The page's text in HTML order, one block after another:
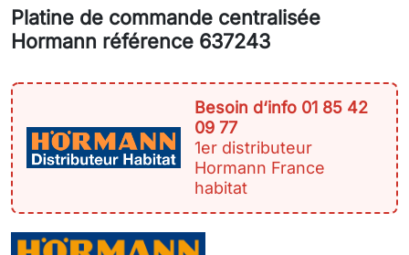
Platine de commande centralisée
Hormann référence 637243
Besoin d‘info 01 85 42
09 77
1er distributeur
Hormann France
habitat